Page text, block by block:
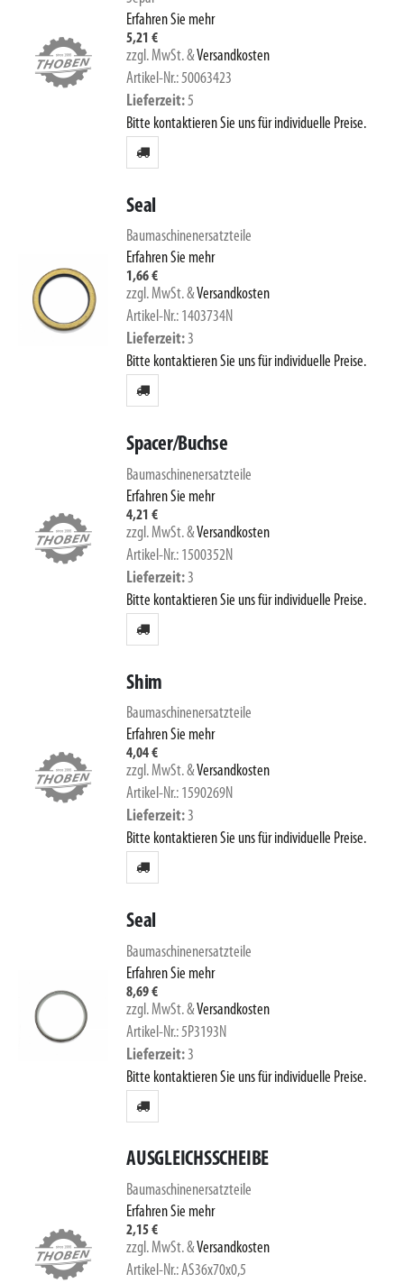
Erfahren Sie mehr
5,21 €
zzgl. MwSt.&Versandkosten
Artikel-Nr.: 50063423
Lieferzeit 5
Bitte kontaktieren Sie uns für individuelle Preise.
Seal
Baumaschinenersatzteile
Erfahren Sie mehr
1,66 €
zzgl. MwSt.&Versandkosten
Artikel-Nr.: 1403734N
Lieferzeit 3
Bitte kontaktieren Sie uns für individuelle Preise.
Spacer/Buchse
Baumaschinenersatzteile
Erfahren Sie mehr
4,21 €
zzgl. MwSt.&Versandkosten
Artikel-Nr.: 1500352N
Lieferzeit 3
Bitte kontaktieren Sie uns für individuelle Preise.
Shim
Baumaschinenersatzteile
Erfahren Sie mehr
4,04 €
zzgl. MwSt.&Versandkosten
Artikel-Nr.: 1590269N
Lieferzeit 3
Bitte kontaktieren Sie uns für individuelle Preise.
Seal
Baumaschinenersatzteile
Erfahren Sie mehr
8,69 €
zzgl. MwSt.&Versandkosten
Artikel-Nr.: 5P3193N
Lieferzeit 3
Bitte kontaktieren Sie uns für individuelle Preise.
AUSGLEICHSSCHEIBE
Baumaschinenersatzteile
Erfahren Sie mehr
2,15 €
zzgl. MwSt.&Versandkosten
Artikel-Nr.: AS36x70x0,5